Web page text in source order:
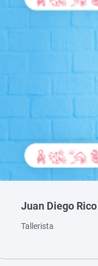
Juan Diego Rico
Tallerista